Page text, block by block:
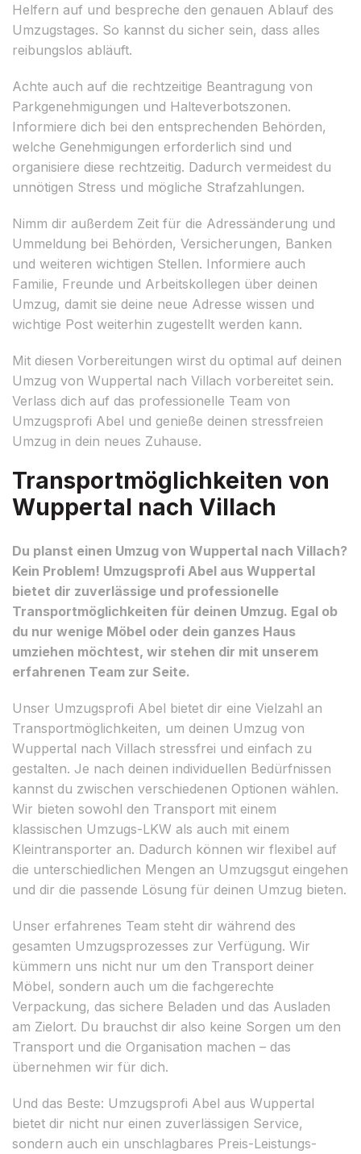
Helfern auf und bespreche den genauen Ablauf des
Umzugstages. So kannst du sicher sein, dass alles
reibungslos abläuft.
Achte auch auf die rechtzeitige Beantragung von
Parkgenehmigungen und Halteverbotszonen.
Informiere dich bei den entsprechenden Behörden,
welche Genehmigungen erforderlich sind und
organisiere diese rechtzeitig. Dadurch vermeidest du
unnötigen Stress und mögliche Strafzahlungen.
Nimm dir außerdem Zeit für die Adressänderung und
Ummeldung bei Behörden, Versicherungen, Banken
und weiteren wichtigen Stellen. Informiere auch
Familie, Freunde und Arbeitskollegen über deinen
Umzug, damit sie deine neue Adresse wissen und
wichtige Post weiterhin zugestellt werden kann.
Mit diesen Vorbereitungen wirst du optimal auf deinen
Umzug von Wuppertal nach Villach vorbereitet sein.
Verlass dich auf das professionelle Team von
Umzugsprofi Abel und genieße deinen stressfreien
Umzug in dein neues Zuhause.
Transportmöglichkeiten von
Wuppertal nach Villach
Du planst einen Umzug von Wuppertal nach Villach?
Kein Problem! Umzugsprofi Abel aus Wuppertal
bietet dir zuverlässige und professionelle
Transportmöglichkeiten für deinen Umzug. Egal ob
du nur wenige Möbel oder dein ganzes Haus
umziehen möchtest, wir stehen dir mit unserem
erfahrenen Team zur Seite.
Unser Umzugsprofi Abel bietet dir eine Vielzahl an
Transportmöglichkeiten, um deinen Umzug von
Wuppertal nach Villach stressfrei und einfach zu
gestalten. Je nach deinen individuellen Bedürfnissen
kannst du zwischen verschiedenen Optionen wählen.
Wir bieten sowohl den Transport mit einem
klassischen Umzugs-LKW als auch mit einem
Kleintransporter an. Dadurch können wir flexibel auf
die unterschiedlichen Mengen an Umzugsgut eingehen
und dir die passende Lösung für deinen Umzug bieten.
Unser erfahrenes Team steht dir während des
gesamten Umzugsprozesses zur Verfügung. Wir
kümmern uns nicht nur um den Transport deiner
Möbel, sondern auch um die fachgerechte
Verpackung, das sichere Beladen und das Ausladen
am Zielort. Du brauchst dir also keine Sorgen um den
Transport und die Organisation machen – das
übernehmen wir für dich.
Und das Beste: Umzugsprofi Abel aus Wuppertal
bietet dir nicht nur einen zuverlässigen Service,
sondern auch ein unschlagbares Preis-Leistungs-